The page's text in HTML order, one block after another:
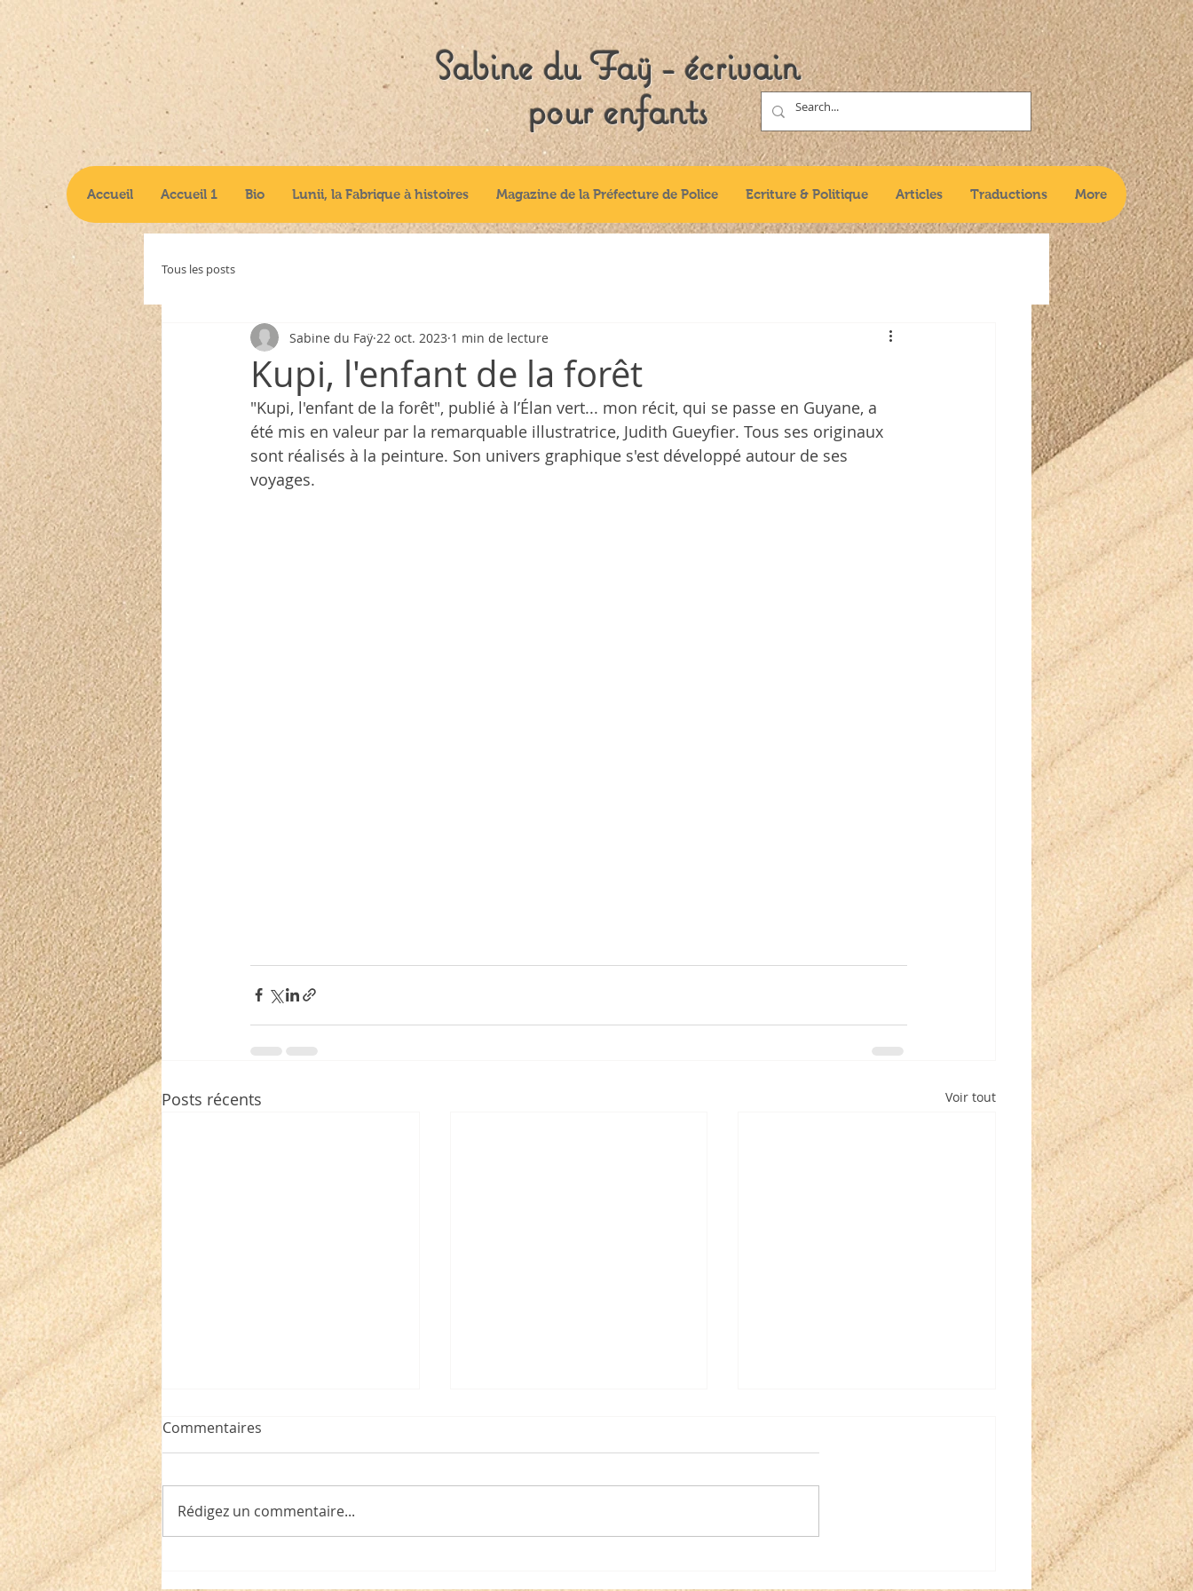
Sabine du Faÿ - écrivain
pour enfants
Accueil Accueil 1 Bio Lunii, la Fabrique à histoires Magazine de la Préfecture de Police Ecriture & Politique Articles Traductions More
Tous les posts
Kupi, l'enfant de la forêt
Sabine du Faÿ 22 oct. 2023 1 min de lecture
"Kupi, l'enfant de la forêt", publié à l’Élan vert... mon récit, qui se passe en Guyane, a
été mis en valeur par la remarquable illustratrice, Judith Gueyfier. Tous ses originaux
sont réalisés à la peinture. Son univers graphique s'est développé autour de ses
voyages.
Posts récents Voir tout
Une critique de "Soleil
François Baillon 16.09.25 dans
La Une Livres , Les Livres ,
est paru ! aux éditions
aux éditions Oskar
Commentaires
Rédigez un commentaire...